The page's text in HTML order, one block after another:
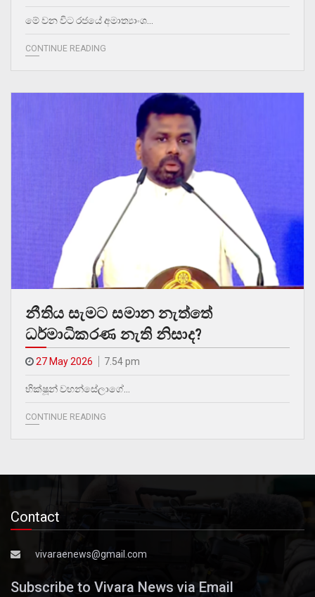
මේ වන විට රජයේ අමාත්‍යාංශ…
CONTINUE READING
නීතිය සැමට සමාන නැත්තේ
ධර්මාධිකරණ නැති නිසාද?
27 May 2026 7.54 pm
භික්ෂූන් වහන්සේලාගේ…
CONTINUE READING
Contact
vivaraenews@gmail.com
Subscribe to Vivara News via Email